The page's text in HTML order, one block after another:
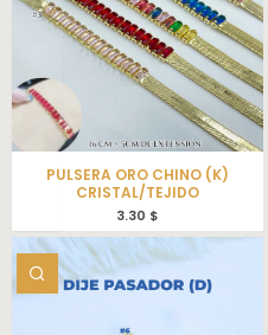
PULSERA ORO CHINO (K)
CRISTAL/TEJIDO
3.30 $